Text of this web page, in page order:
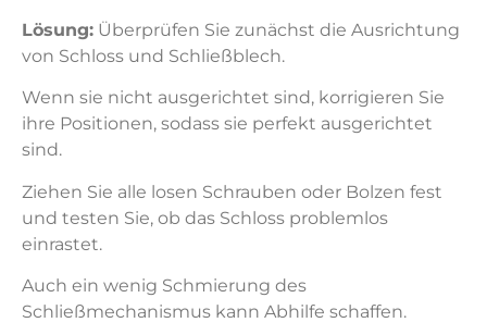
Lösung: Überprüfen Sie zunächst die Ausrichtung
von Schloss und Schließblech.
Wenn sie nicht ausgerichtet sind, korrigieren Sie
ihre Positionen, sodass sie perfekt ausgerichtet
sind.
Ziehen Sie alle losen Schrauben oder Bolzen fest
und testen Sie, ob das Schloss problemlos
einrastet.
Auch ein wenig Schmierung des
Schließmechanismus kann Abhilfe schaffen.